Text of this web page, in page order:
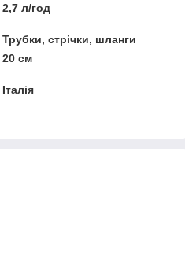
2,7 л/год
Трубки, стрічки, шланги
20 см
Італія